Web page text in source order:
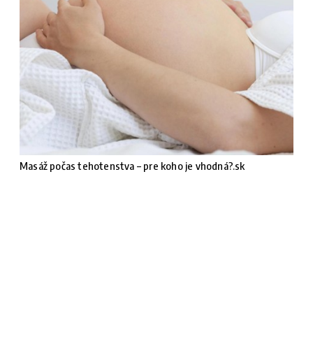
Masáž počas tehotenstva – pre koho je vhodná?.sk